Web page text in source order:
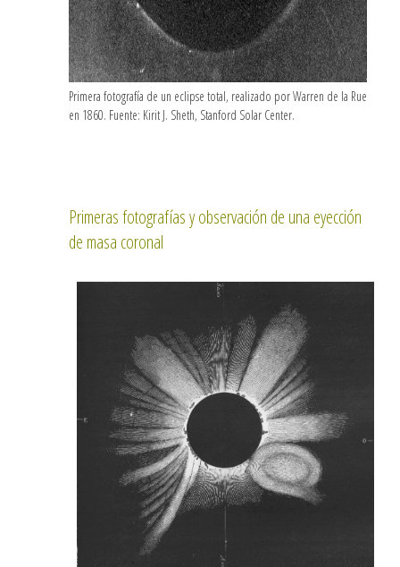
Primera fotografía de un eclipse total, realizado por Warren de la Rue
en 1860. Fuente: Kirit J. Sheth, Stanford Solar Center.
Primeras fotografías y observación de una eyección
de masa coronal